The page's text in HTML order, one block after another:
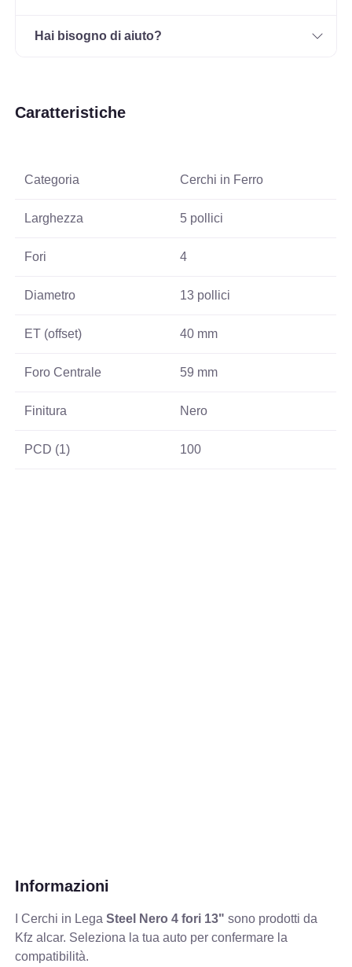
Hai bisogno di aiuto?
Caratteristiche
Categoria Cerchi in Ferro
Larghezza 5 pollici
Fori 4
Diametro 13 pollici
ET (offset) 40 mm
Foro Centrale 59 mm
Finitura Nero
PCD (1) 100
Informazioni
I Cerchi in LegaSteel Nero 4 fori 13" sono prodotti da
Kfz alcar. Seleziona la tua auto per confermare la
compatibilità.